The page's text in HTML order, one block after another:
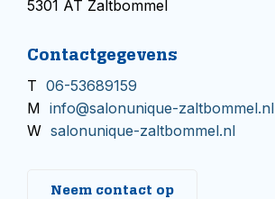
5301 AT Zaltbommel
Contactgegevens
T 06-53689159
M info@salonunique-zaltbommel.nl
W salonunique-zaltbommel.nl
Neem contact op